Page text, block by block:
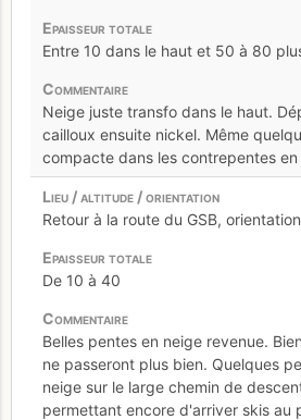
Entre 10 dans le haut et 50 à 80
Neige juste transfo dans le haut.
cailloux ensuite nickel. Même
compacte dans les contrepentes
Retour à la route du GSB,
De 10 à 40
Belles pentes en neige revenue.
ne passeront plus bien. Quelques
neige sur le large chemin de
permettant encore d'arriver skis au